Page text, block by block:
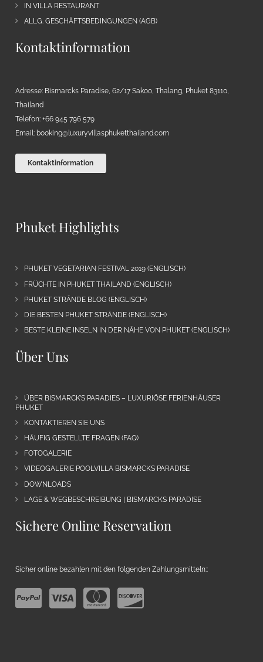
IN VILLA RESTAURANT
ALLG. GESCHÄFTSBEDINGUNGEN (AGB)
Kontaktinformation
Adresse: Bismarcks Paradise, 62/17 Sakoo, Thalang, Phuket 83110,
Thailand
Telefon: +66 945 796 579
Email: booking@luxuryvillasphuketthailand.com
Kontaktinformation
Phuket Highlights
PHUKET VEGETARIAN FESTIVAL 2019 (ENGLISCH)
FRÜCHTE IN PHUKET THAILAND (ENGLISCH)
PHUKET STRÄNDE BLOG (ENGLISCH)
DIE BESTEN PHUKET STRÄNDE (ENGLISCH)
BESTE KLEINE INSELN IN DER NÄHE VON PHUKET (ENGLISCH)
Über Uns
ÜBER BISMARCK’S PARADIES – LUXURIÖSE FERIENHÄUSER
PHUKET
KONTAKTIEREN SIE UNS
HÄUFIG GESTELLTE FRAGEN (FAQ)
FOTOGALERIE
VIDEOGALERIE POOLVILLA BISMARCKS PARADISE
DOWNLOADS
LAGE & WEGBESCHREIBUNG | BISMARCKS PARADISE
Sichere Online Reservation
Sicher online bezahlen mit den folgenden Zahlungsmitteln::